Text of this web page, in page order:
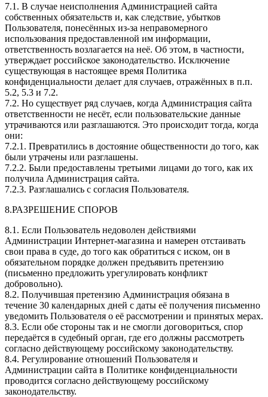
7.1. В случае неисполнения Администрацией сайта
собственных обязательств и, как следствие, убытков
Пользователя, понесённых из-за неправомерного
использования предоставленной им информации,
ответственность возлагается на неё. Об этом, в частности,
утверждает российское законодательство. Исключение
существующая в настоящее время Политика
конфиденциальности делает для случаев, отражённых в п.п.
5.2, 5.3 и 7.2.
7.2. Но существует ряд случаев, когда Администрация сайта
ответственности не несёт, если пользовательские данные
утрачиваются или разглашаются. Это происходит тогда, когда
они:
7.2.1. Превратились в достояние общественности до того, как
были утрачены или разглашены.
7.2.2. Были предоставлены третьими лицами до того, как их
получила Администрация сайта.
7.2.3. Разглашались с согласия Пользователя.
8.РАЗРЕШЕНИЕ СПОРОВ
8.1. Если Пользователь недоволен действиями
Администрации Интернет-магазина и намерен отстаивать
свои права в суде, до того как обратиться с иском, он в
обязательном порядке должен предъявить претензию
(письменно предложить урегулировать конфликт
добровольно).
8.2. Получившая претензию Администрация обязана в
течение 30 календарных дней с даты её получения письменно
уведомить Пользователя о её рассмотрении и принятых мерах.
8.3. Если обе стороны так и не смогли договориться, спор
передаётся в судебный орган, где его должны рассмотреть
согласно действующему российскому законодательству.
8.4. Регулирование отношений Пользователя и
Администрации сайта в Политике конфиденциальности
проводится согласно действующему российскому
законодательству.